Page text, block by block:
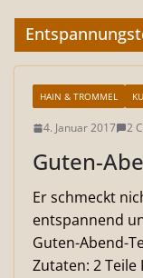
HAIN & TROMMEL
4. Januar 2017 2
Guten-
Er schmeckt
entspannend
Guten-Abend-
Zutaten: 2